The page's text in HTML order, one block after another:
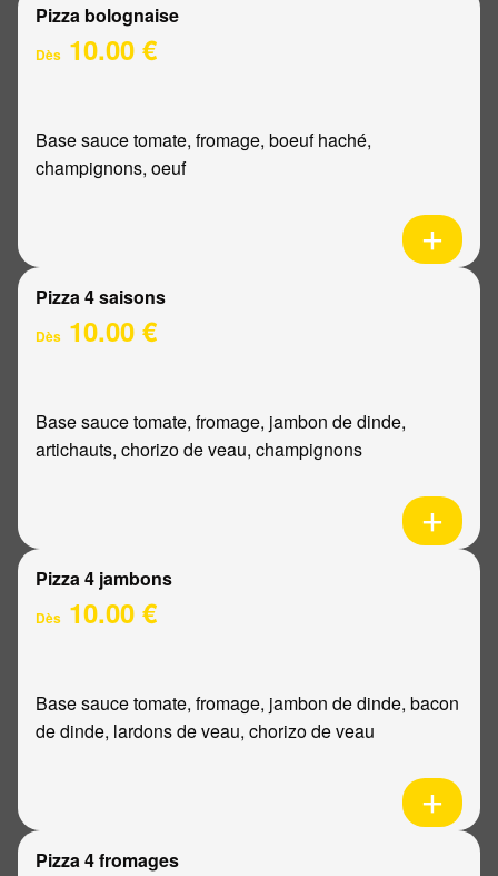
Pizza bolognaise
Dès 10.00 €
Base sauce tomate, fromage, boeuf haché,
champignons, oeuf
Pizza 4 saisons
Dès 10.00 €
Base sauce tomate, fromage, jambon de dinde,
artichauts, chorizo de veau, champignons
Pizza 4 jambons
Dès 10.00 €
Base sauce tomate, fromage, jambon de dinde, bacon
de dinde, lardons de veau, chorizo de veau
Pizza 4 fromages